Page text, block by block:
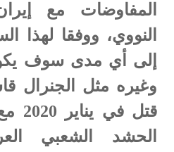
المفاوضات مع
النووي، ووفقا لهذا
إلى أي مدى سوف
وغيره مثل الجنرال
الحشد الشعبي